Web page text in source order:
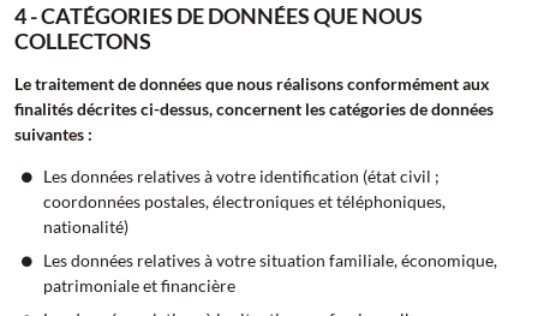
4 - CATÉGORIES DE DONNÉES QUE NOUS
COLLECTONS
Le traitement de données que nous réalisons conformément aux
finalités décrites ci-dessus, concernent les catégories de données
suivantes :
Les données relatives à votre identification (état civil ;
coordonnées postales, électroniques et téléphoniques,
nationalité)
Les données relatives à votre situation familiale, économique,
patrimoniale et financière